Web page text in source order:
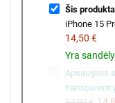
Šis
iPhone 15
14,50 €
Yra
Apsauginis